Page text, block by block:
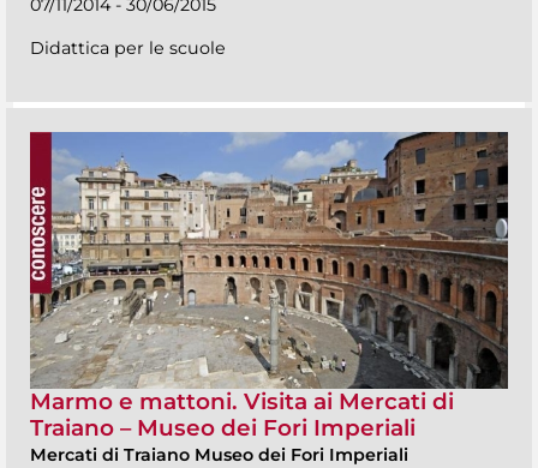
07/11/2014 - 30/06/2015
Didattica per le scuole
Marmo e mattoni. Visita ai Mercati di
Traiano – Museo dei Fori Imperiali
Mercati di Traiano Museo dei Fori Imperiali